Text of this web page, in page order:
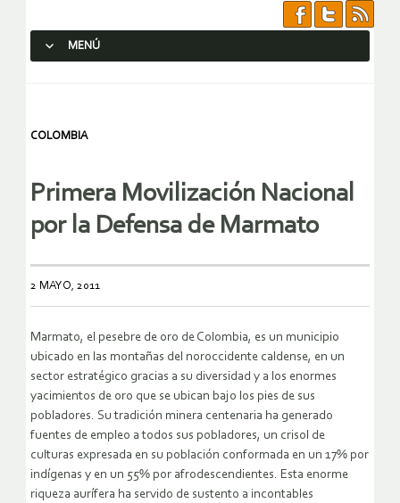
MENÚ
COLOMBIA
Primera Movilización Nacional
por la Defensa de Marmato
2 MAYO, 2011
Marmato, el pesebre de oro de Colombia, es un municipio
ubicado en las montañas del noroccidente caldense, en un
sector estratégico gracias a su diversidad y a los enormes
yacimientos de oro que se ubican bajo los pies de sus
pobladores. Su tradición minera centenaria ha generado
fuentes de empleo a todos sus pobladores, un crisol de
culturas expresada en su población conformada en un 17% por
indígenas y en un 55% por afrodescendientes. Esta enorme
riqueza aurífera ha servido de sustento a incontables